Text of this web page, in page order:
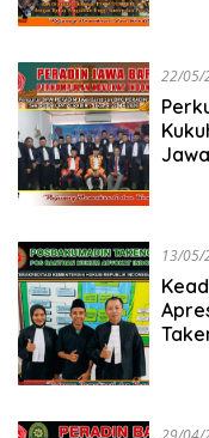
22/05/
13/05/